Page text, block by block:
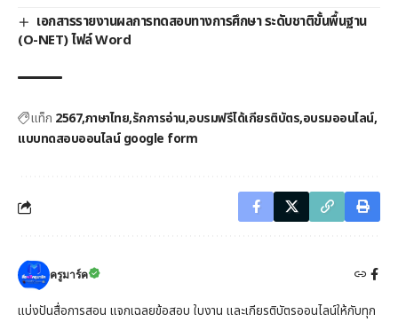
เอกสารรายงานผลการทดสอบทางการศึกษา ระดับชาติขั้นพื้นฐาน
(O-NET) ไฟล์ Word
แท็ก 2567ภาษาไทย รักการอ่าน อบรมฟรีได้เกียรติบัตร อบรมออนไลน์
แบบทดสอบออนไลน์ google form
ครูมาร์ค
แบ่งปันสื่อการสอน แจกเฉลยข้อสอบ ใบงาน และเกียรติบัตรออนไลน์ให้กับทุก